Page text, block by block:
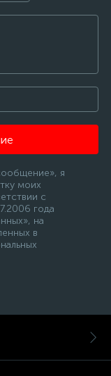
я
моих
с
года
на
в